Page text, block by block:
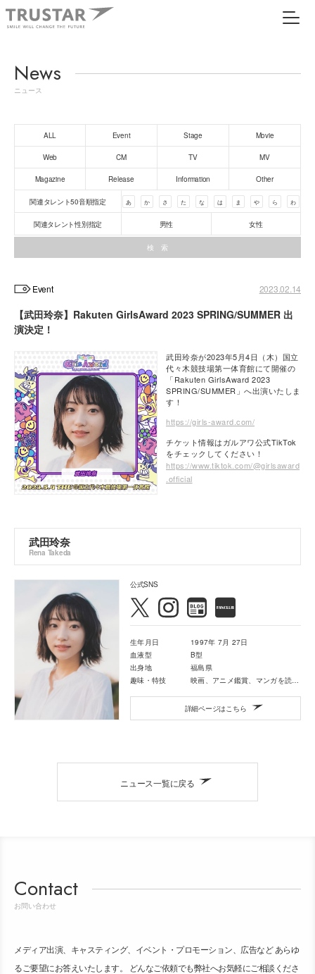
News
ニュース
ALL Event Stage Movie
Web CM TV MV
Magazine Release Information Other
関連タレント50音順指定 あ か さ た な は ま や ら わ
関連タレント性別指定 男性 女性
Event 2023.02.14
【武田玲奈】Rakuten GirlsAward 2023 SPRING/SUMMER 出
演決定！
武田玲奈が2023年5月4日（木）国立
代々木競技場第一体育館にて開催の
「Rakuten GirlsAward 2023
SPRING/SUMMER」へ出演いたしま
す！
https://girls-award.com/
チケット情報はガルアワ公式TikTok
をチェックしてください！
https://www.tiktok.com/@girlsaward
.official
武田玲奈
Rena Takeda
公式SNS
生年月日
1997年 7月 27日
血液型
B型
出身地
福島県
趣味・特技
映画、アニメ鑑賞、マンガを読むこと
詳細ページはこちら
ニュース一覧に戻る
Contact
お問い合わせ
メディア出演、キャスティング、イベント・プロモーション、広告など あらゆ
るご要望にお答えいたします。 どんなご依頼でも弊社へお気軽にご相談くださ